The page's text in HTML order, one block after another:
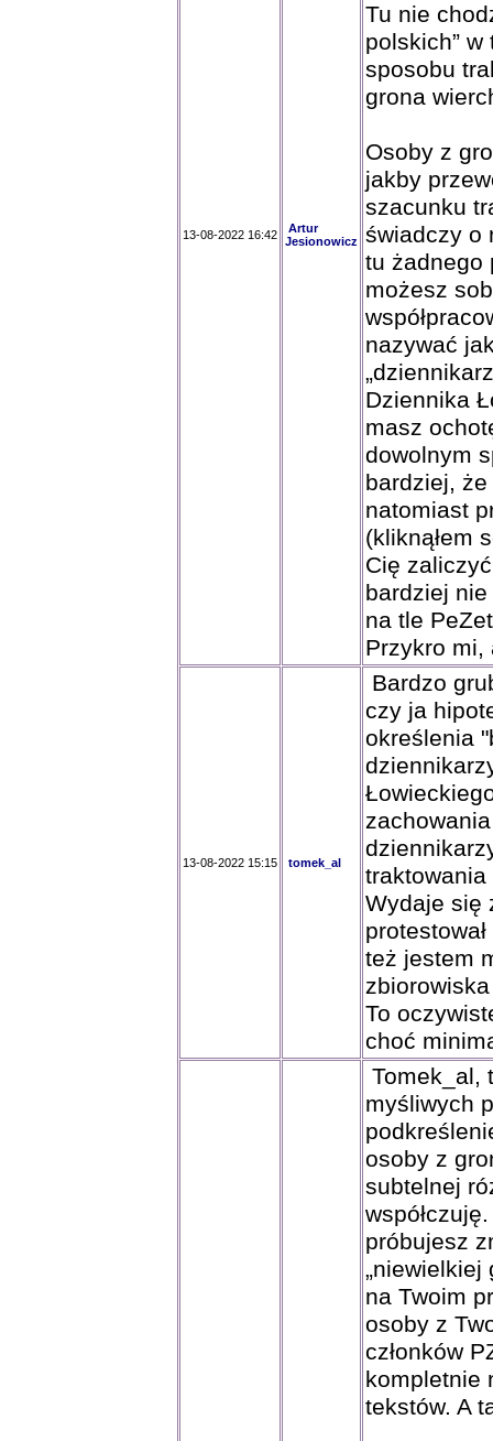
13-08-2022 16:42
Artur
Jesionowicz
Tu nie
polskich”
sposobu
grona
Osoby z
jakby
szacunku
świadczy o
tu żadnego
możesz
nazywać
Dziennika
masz
dowolnym
bardziej,
natomiast
(kliknąłem
Cię
bardziej
na tle
Przykro mi,
13-08-2022 15:15 tomek_al
Bardzo
czy ja
określenia
Wydaje się
też jestem
zbiorowiska
To
choć
Tomek_al,
myśliwych
osoby z
subtelnej
próbujesz
„niewielkiej
na Twoim
osoby z
członków
kompletnie
tekstów. A